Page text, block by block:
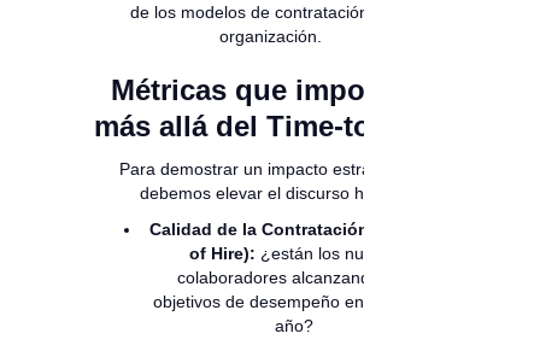
de los modelos de contratación de la
organización.
Métricas que importan:
más allá del Time-to-Hire:
Para demostrar un impacto estratégico,
debemos elevar el discurso hacia:
Calidad de la Contratación (Quality
of Hire): ¿están los nuevos
colaboradores alcanzando sus
objetivos de desempeño en el primer
año?